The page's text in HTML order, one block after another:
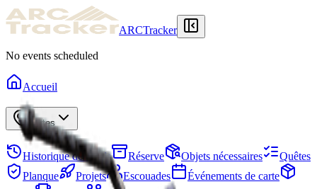
ARCTracker
No events scheduled
Accueil
Cartes
Historique des raids Réserve Objets nécessaires
Quêtes
Planque
Projets Escouades
Événements de carte